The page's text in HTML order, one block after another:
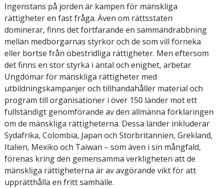
Ingenstans på jorden är kampen för mänskliga
rättigheter en fast fråga. Även om rättsstaten
dominerar, finns det fortfarande en sammandrabbning
mellan medborgarnas styrkor och de som vill förneka
eller bortse från obestridliga rättigheter. Men eftersom
det finns en stor styrka i antal och enighet, arbetar
Ungdomar för mänskliga rättigheter med
utbildningskampanjer och tillhandahåller material och
program till organisationer i över 150 länder mot ett
fullständigt genomförande av den allmänna förklaringen
om de mänskliga rättigheterna. Dessa länder inkluderar
Sydafrika, Colombia, Japan och Storbritannien, Grekland,
Italien, Mexiko och Taiwan – som även i sin mångfald,
förenas kring den gemensamma verkligheten att de
mänskliga rättigheterna är av avgörande vikt för att
upprätthålla en fritt samhälle.